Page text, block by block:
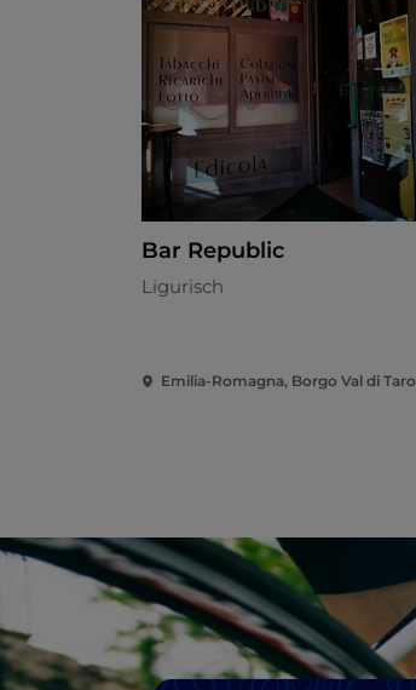
Bar Republic
Ligurisch
Emilia-Romagna, Borgo Val di Taro